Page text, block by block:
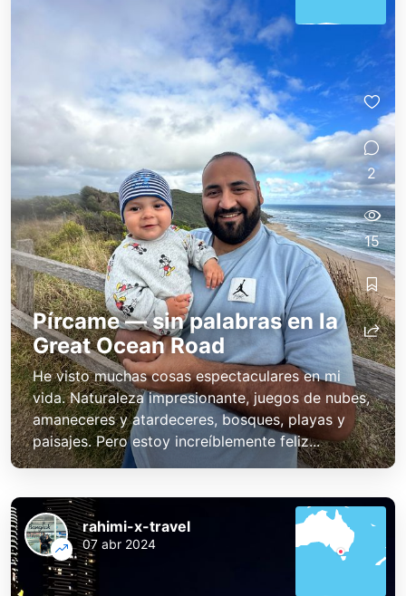
Pírcame — sin palabras en la
Great Ocean Road
He visto muchas cosas espectaculares en mi
vida. Naturaleza impresionante, juegos de nubes,
amaneceres y atardeceres, bosques, playas y
paisajes. Pero estoy increíblemente feliz...
2
15
rahimi-x-travel
07 abr 2024